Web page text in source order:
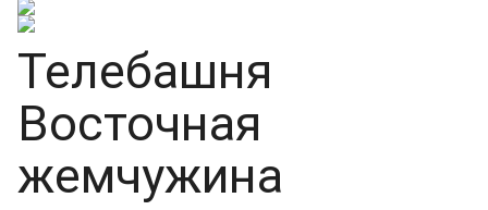
Телебашня
Восточная
жемчужина